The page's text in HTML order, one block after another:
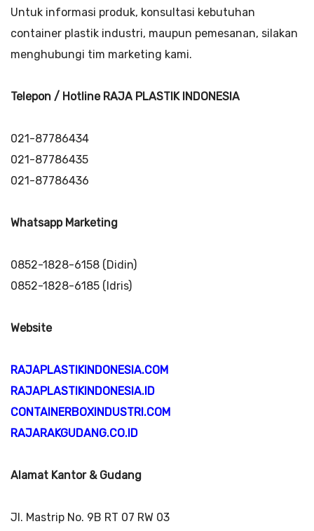
Untuk informasi produk, konsultasi kebutuhan
container plastik industri, maupun pemesanan, silakan
menghubungi tim marketing kami.
Telepon / Hotline RAJA PLASTIK INDONESIA
021-87786434
021-87786435
021-87786436
Whatsapp Marketing
0852-1828-6158 (Didin)
0852-1828-6185 (Idris)
Website
RAJAPLASTIKINDONESIA.COM
RAJAPLASTIKINDONESIA.ID
CONTAINERBOXINDUSTRI.COM
RAJARAKGUDANG.CO.ID
Alamat Kantor & Gudang
Jl. Mastrip No. 9B RT 07 RW 03